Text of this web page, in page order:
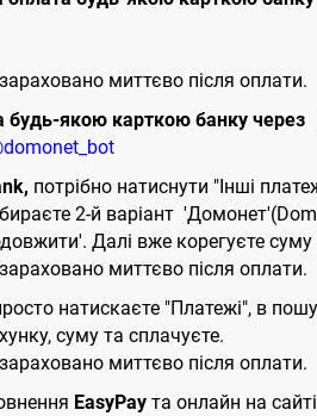
миттєво після оплати.
будь-якою карткою банку
потрібно натиснути "Інші
2-й варіант
Далі вже корегуєте
миттєво після оплати.
натискаєте "Платежі", в
суму та сплачуєте.
миттєво після оплати.
EasyPay та онлайн на сайті